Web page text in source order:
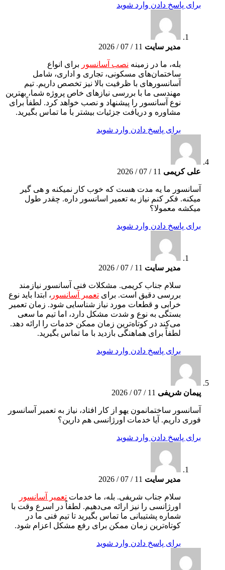
برای پاسخ دادن وارد شوید
مدیر سایت 11 / 07 / 2026
بله، ما در زمینه نصب آسانسور برای انواع
ساختمان‌های مسکونی، تجاری و اداری، شامل
آسانسورهای با ظرفیت بالا نیز تخصص داریم. تیم
مهندسی ما با بررسی نیازهای خاص پروژه شما، بهترین
نوع آسانسور را پیشنهاد و نصب خواهد کرد. لطفاً برای
مشاوره و دریافت جزئیات بیشتر با ما تماس بگیرید.
برای پاسخ دادن وارد شوید
علی کریمی 11 / 07 / 2026
آسانسور ما یه مدت هست که خوب کار نمیکنه و هی گیر
میکنه. فکر کنم نیاز به تعمیر اسانسور داره. چقدر طول
میکشه معمولا؟
برای پاسخ دادن وارد شوید
مدیر سایت 11 / 07 / 2026
سلام جناب کریمی. مشکلات فنی آسانسور نیازمند
بررسی دقیق است. برای تعمیر آسانسور ، ابتدا باید نوع
خرابی و قطعات مورد نیاز شناسایی شود. زمان تعمیر
بستگی به نوع و شدت مشکل دارد، اما تیم ما سعی
می‌کند در کوتاه‌ترین زمان ممکن خدمات را ارائه دهد.
لطفاً برای هماهنگی بازدید با ما تماس بگیرید.
برای پاسخ دادن وارد شوید
پیمان شریفی 11 / 07 / 2026
آسانسور ساختمانمون یهو از کار افتاد، نیاز به تعمیر آسانسور
فوری داریم. آیا خدمات اورژانسی هم دارین؟
برای پاسخ دادن وارد شوید
مدیر سایت 11 / 07 / 2026
سلام جناب شریفی. بله، ما خدمات تعمیر آسانسور
اورژانسی را نیز ارائه می‌دهیم. لطفاً در اسرع وقت با
شماره پشتیبانی ما تماس بگیرید تا تیم فنی ما در
کوتاه‌ترین زمان ممکن برای رفع مشکل اعزام شود.
برای پاسخ دادن وارد شوید